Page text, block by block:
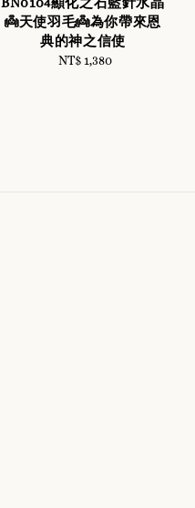
👼天使羽毛👼為你帶來恩
典的神之信使
Regular
NT$ 1,380